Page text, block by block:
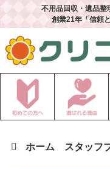
不用品回収・遺品整
創業21年「信頼
ホーム スタッフ